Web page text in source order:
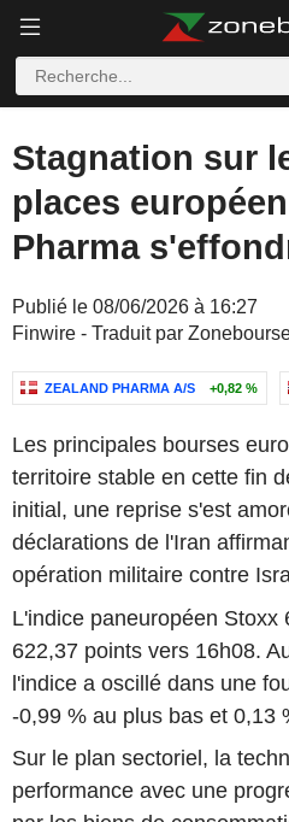
Stagnation sur
places
Pharma
Publié le 08/06/2026 à 16:27
Finwire - Traduit par
ZEALAND PHARMA A/S +0,82 %
Les principales bourses
territoire stable en cette fin
initial, une reprise s'est
déclarations de l'Iran
opération militaire contre
L'indice paneuropéen Stoxx
622,37 points vers 16h08.
l'indice a oscillé dans une
-0,99 % au plus bas et 0,13
Sur le plan sectoriel, la
performance avec une